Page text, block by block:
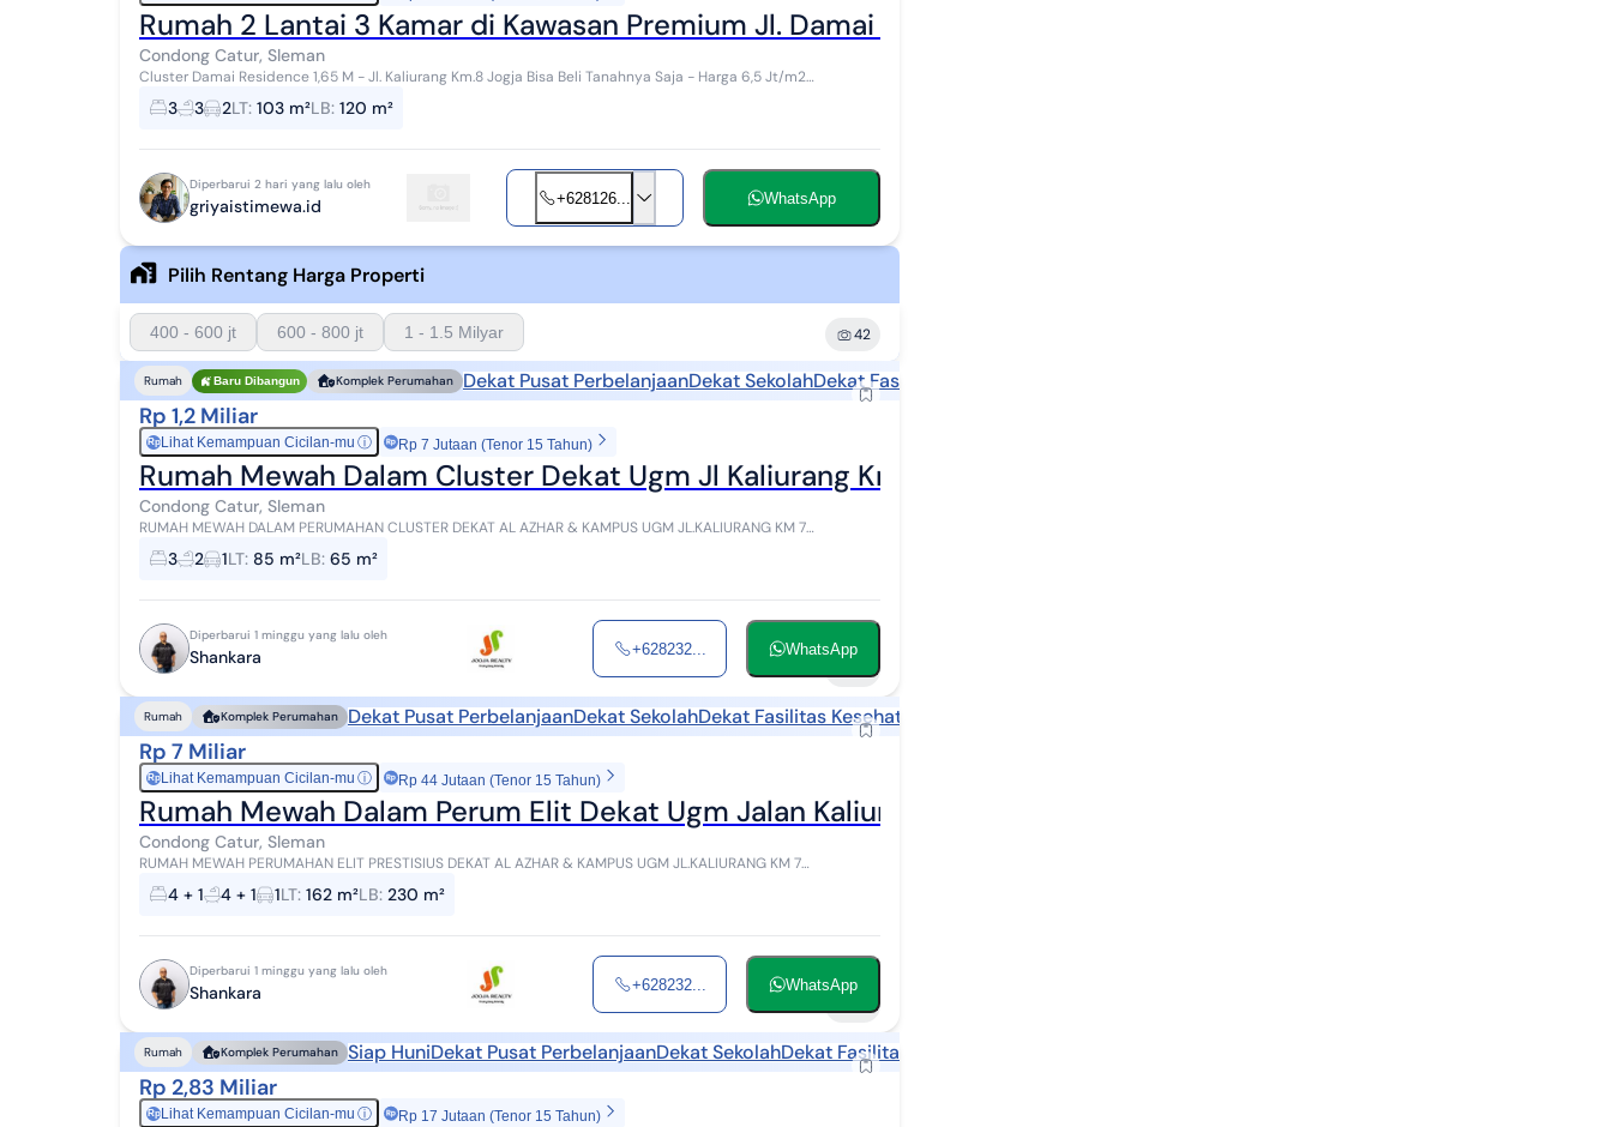
Rumah 2 Lantai 3 Kamar di Kawasan Premium Jl. Damai - Jogja
Condong Catur, Sleman
Cluster Damai Residence 1,65 M - Jl. Kaliurang Km.8 Jogja Bisa Beli Tanahnya Saja - Harga 6,5 Jt/m2
Spesifikasi : - Luas Bangunan 120 m - Luas Tan...
3 3 2LT: 103 m²LB: 120 m²
Diperbarui 2 hari yang lalu oleh
griyaistimewa.id +628126... WhatsApp
Pilih Rentang Harga Properti
400 - 600 jt 600 - 800 jt 1 - 1.5 Milyar 42
Rumah Baru Dibangun Komplek Perumahan Dekat Pusat PerbelanjaanDekat SekolahDekat Fasilitas Kesehatan
Rp 1,2 Miliar
RpLihat Kemampuan Cicilan-mu ⓘ Rp 7 Jutaan (Tenor 15 Tahun)
Rumah Mewah Dalam Cluster Dekat Ugm Jl Kaliurang Km7 Condongcatur
Condong Catur, Sleman
RUMAH MEWAH DALAM PERUMAHAN CLUSTER DEKAT AL AZHAR & KAMPUS UGM JL.KALIURANG KM 7
3 2 1LT: 85 m²LB: 65 m²
Diperbarui 1 minggu yang lalu oleh
Shankara +628232... WhatsApp
Rumah Komplek Perumahan Dekat Pusat PerbelanjaanDekat SekolahDekat Fasilitas Kesehatan
Rp 7 Miliar
RpLihat Kemampuan Cicilan-mu ⓘ Rp 44 Jutaan (Tenor 15 Tahun)
Rumah Mewah Dalam Perum Elit Dekat Ugm Jalan Kaliurang Km7 Condongcatur
Condong Catur, Sleman
RUMAH MEWAH PERUMAHAN ELIT PRESTISIUS DEKAT AL AZHAR & KAMPUS UGM JL.KALIURANG KM 7
4 + 1 4 + 1 1LT: 162 m²LB: 230 m²
Diperbarui 1 minggu yang lalu oleh
Shankara +628232... WhatsApp
Rumah Komplek Perumahan Siap HuniDekat Pusat PerbelanjaanDekat SekolahDekat Fasilitas Kesehatan
Rp 2,83 Miliar
RpLihat Kemampuan Cicilan-mu ⓘ Rp 17 Jutaan (Tenor 15 Tahun)